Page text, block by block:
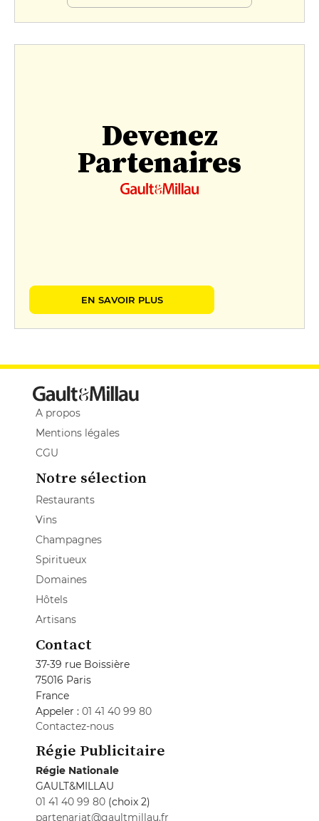
Devenez
Partenaires
EN SAVOIR PLUS
A propos
Mentions légales
CGU
Notre sélection
Restaurants
Vins
Champagnes
Spiritueux
Domaines
Hôtels
Artisans
Contact
37-39 rue Boissière
75016 Paris
France
Appeler : 01 41 40 99 80
Contactez-nous
Régie Publicitaire
Régie Nationale
GAULT&MILLAU
01 41 40 99 80 (choix 2)
partenariat@gaultmillau.fr